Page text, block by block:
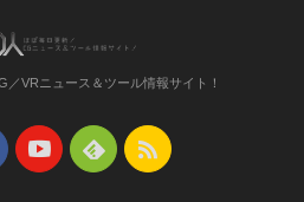
VRニュース＆ツール情報サイト！